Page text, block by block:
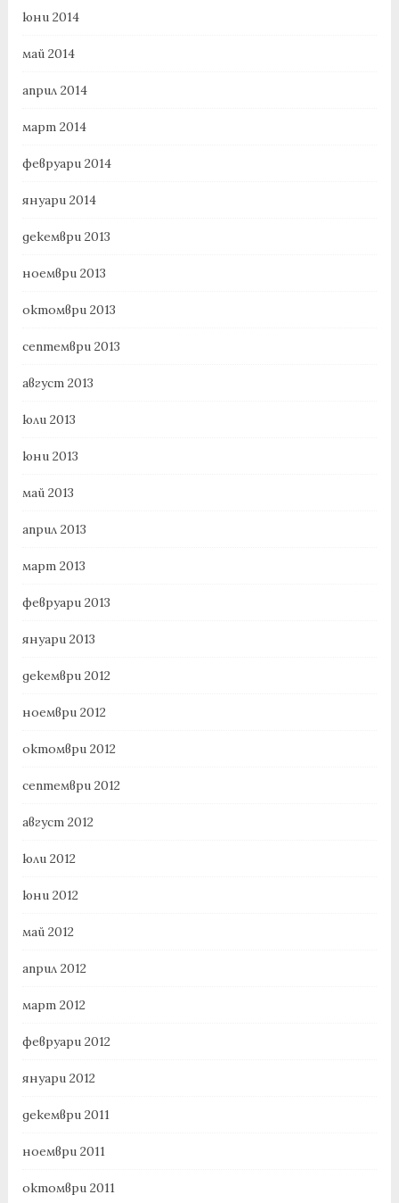
юни 2014
май 2014
април 2014
март 2014
февруари 2014
януари 2014
декември 2013
ноември 2013
октомври 2013
септември 2013
август 2013
юли 2013
юни 2013
май 2013
април 2013
март 2013
февруари 2013
януари 2013
декември 2012
ноември 2012
октомври 2012
септември 2012
август 2012
юли 2012
юни 2012
май 2012
април 2012
март 2012
февруари 2012
януари 2012
декември 2011
ноември 2011
октомври 2011